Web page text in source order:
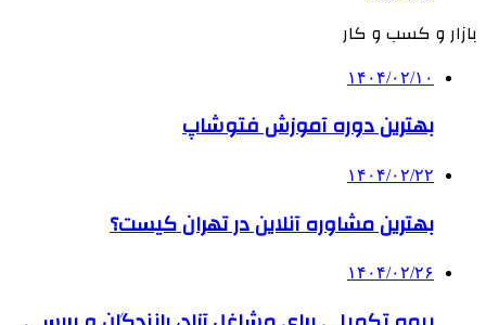
بازار و کسب و کار
۱۴۰۴/۰۲/۱۰
بهترین دوره آموزش فتوشاپ
۱۴۰۴/۰۲/۲۲
بهترین مشاوره آنلاین در تهران کیست؟
۱۴۰۴/۰۲/۲۶